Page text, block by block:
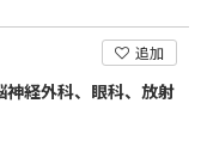
追加
経外科、眼科、放射